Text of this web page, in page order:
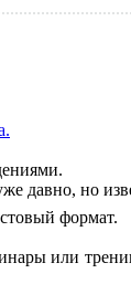
давно, но
формат.
или